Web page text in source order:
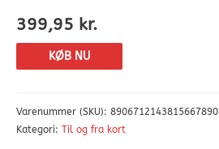
399,95 kr.
KØB NU
Varenummer (SKU): 8906712143815667890
Kategori: Til og fra kort